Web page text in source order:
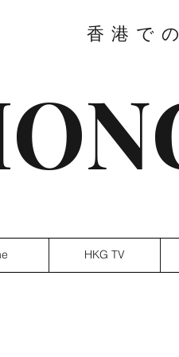
香港で
HKG TV